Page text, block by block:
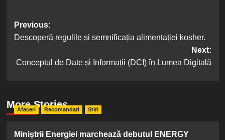
Post
navigation
Previous:
Descoperă regulile și semnificația alimentației kosher.
Next:
Conceptul de Date și Informații (DCI) în Lumea Digitală
More Stories
Afaceri Recomandari Stiri
Miniștrii Energiei marchează debutul ENERGY